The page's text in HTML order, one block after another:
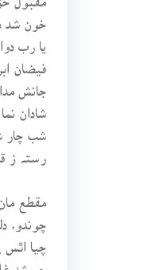
خون شد
يا رب
فيضان
جانش
شادان
شب چار
رستـﮧ ز
چيا اٿس
چو شد